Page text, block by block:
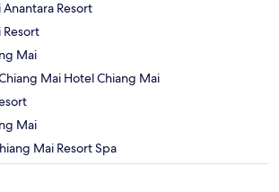
Resort
Resort
Mai
Mai Hotel Chiang Mai
Mai
Mai Resort Spa